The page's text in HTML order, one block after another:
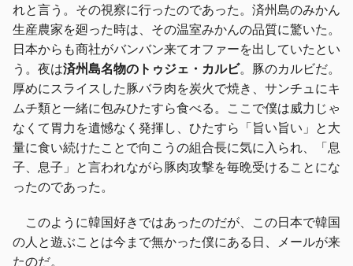
れと言う。その視察に行ったのであった。済州島のみかん
生産農家を廻った時は、その温室みかんの品質に驚いた。
日本からも商社がバンバン来てオファーを出していたとい
う。夜は済州島名物のトゥジェ・カルビ。豚のカルビだ。
厚めにスライスした豚バラ肉を炭火で焼き、サンチュにキ
ムチ類と一緒に包みひたすら食べる。ここで僕は威力じゃ
なくて胃力を遺憾なく発揮し、ひたすら「旨い旨い」と大
量に食い続けたことで向こうの組合長に気に入られ、「息
子、息子」と言われながら豚肉攻撃を毎晩受けることにな
ったのであった。
このように韓国好きではあったのだが、この日本で韓国
の人と遊ぶことは今まで無かった僕にある日、メールが来
たのだ。